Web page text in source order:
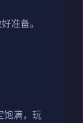
准备。
饱满，玩